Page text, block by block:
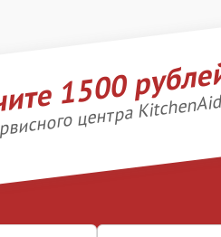
1500
центра KitchenAid